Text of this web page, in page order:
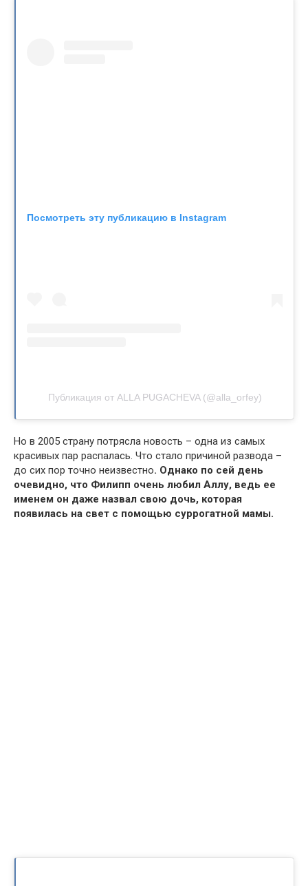
Посмотреть эту публикацию в Instagram
Публикация от ALLA PUGACHEVA (@alla_orfey)
Но в 2005 страну потрясла новость – одна из самых
красивых пар распалась. Что стало причиной развода –
до сих пор точно неизвестно. Однако по сей день
очевидно, что Филипп очень любил Аллу, ведь ее
именем он даже назвал свою дочь, которая
появилась на свет с помощью суррогатной мамы.